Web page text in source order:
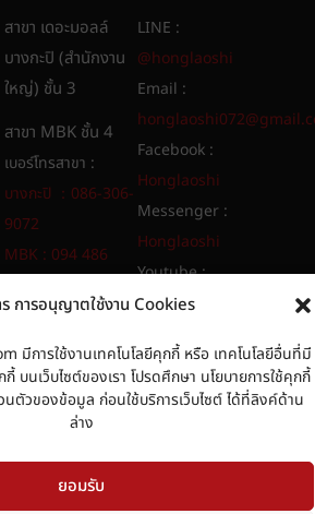
การอนุญาตใช้งาน Cookies
มีการใช้งานเทคโนโลยีคุกกี้ หรือ เทคโนโลยีอื่นที่มี
บนเว็บไซต์ของเรา โปรดศึกษา นโยบายการใช้คุกกี้
นตัวของข้อมูล ก่อนใช้บริการเว็บไซต์ ได้ที่ลิงค์ด้าน
ล่าง
ยอมรับ
สาขา เดอะมอลล์
บางกะปิ (สำนักงาน
ใหญ่) ชั้น 3
สาขา MBK ชั้น 4
เบอร์โทรสาขา :
บางกะปิ ：086-306-
9072
MBK : 094 486
LINE :
@honglaoshi
Email :
Facebook :
Honglaoshi
Messenger :
Honglaoshi
Youtube :
Honglaoshi